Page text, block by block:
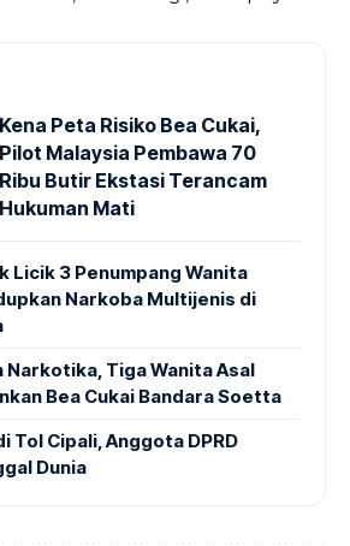
Kena Peta Risiko Bea Cukai,
Pilot Malaysia Pembawa 70
Ribu Butir Ekstasi Terancam
Hukuman Mati
Licik 3 Penumpang Wanita
Narkoba Multijenis di
Narkotika, Tiga Wanita Asal
Bea Cukai Bandara Soetta
Tol Cipali, Anggota DPRD
Dunia